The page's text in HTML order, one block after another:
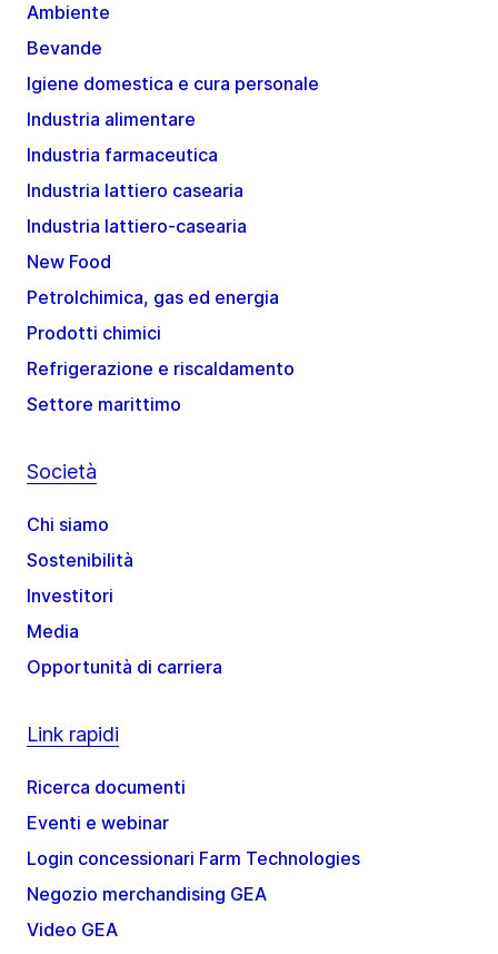
Ambiente
Bevande
Igiene domestica e cura personale
Industria alimentare
Industria farmaceutica
Industria lattiero casearia
Industria lattiero-casearia
New Food
Petrolchimica, gas ed energia
Prodotti chimici
Refrigerazione e riscaldamento
Settore marittimo
Società
Chi siamo
Sostenibilità
Investitori
Media
Opportunità di carriera
Link rapidi
Ricerca documenti
Eventi e webinar
Login concessionari Farm Technologies
Negozio merchandising GEA
Video GEA